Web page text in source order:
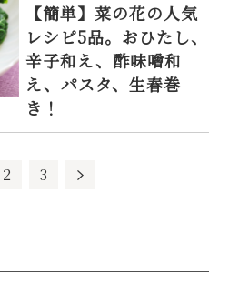
【簡単】菜の花の人気
レシピ5品。おひたし、
辛子和え、酢味噌和
え、パスタ、生春巻
き！
2 3